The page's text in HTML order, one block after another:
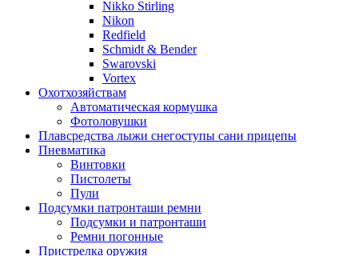
Nikko Stirling
Nikon
Redfield
Schmidt & Bender
Swarovski
Vortex
Охотхозяйствам
Автоматическая кормушка
Фотоловушки
Плавсредства лыжи снегоступы сани прицепы
Пневматика
Винтовки
Пистолеты
Пули
Подсумки патронташи ремни
Подсумки и патронташи
Ремни погонные
Пристрелка оружия